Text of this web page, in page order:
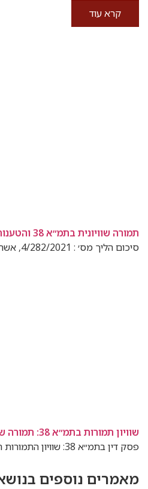
קרא עוד
תמורה שוויונית בתמ״א 38 והטענות להיעדר שוויון
סיכום הליך מס׳ : 4/282/2021, אשר ניתן ע״י כב׳ המפקחת...
שוויון תמורות בתמ״א 38: תמורה שוויונית יחסית
פסק דין בתמ״א 38: שוויון התמורות הוא יחס הוגן, לא...
מאמרים נוספים